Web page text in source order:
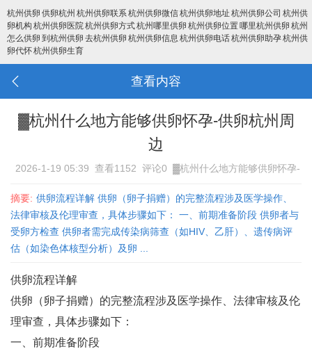
杭州供卵 供卵杭州 杭州供卵联系杭州供卵微信杭州供卵地址 杭州供卵公司 杭州供
卵机构 杭州供卵医院杭州供卵方式杭州哪里供卵 杭州供卵位置哪里杭州供卵 杭州
怎么供卵 到杭州供卵 去杭州供卵 杭州供卵信息 杭州供卵电话杭州供卵助孕杭州供
卵代怀杭州供卵生育
查看内容
▓杭州什么地方能够供卵怀孕-供卵杭州周
边
2026-1-19 05:39 查看1152 评论0 ▓杭州什么地方能够供卵怀孕-
摘要: 供卵流程详解 供卵（卵子捐赠）的完整流程涉及医学操作、
法律审核及伦理审查，具体步骤如下： 一、前期准备阶段 供卵者与
受卵方检查‌ 供卵者需完成传染病筛查（如HIV、乙肝）、遗传病评
估（如染色体核型分析）及卵 ...
供卵流程详解
供卵（卵子捐赠）的完整流程涉及医学操作、法律审核及伦
理审查，具体步骤如下：
一、前期准备阶段